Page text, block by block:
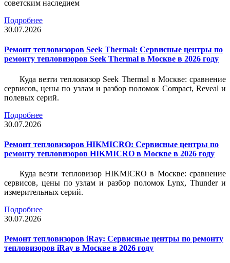
советским наследием
Подробнее
30.07.2026
Ремонт тепловизоров Seek Thermal: Сервисные центры по
ремонту тепловизоров Seek Thermal в Москве в 2026 году
Куда везти тепловизор Seek Thermal в Москве: сравнение
сервисов, цены по узлам и разбор поломок Compact, Reveal и
полевых серий.
Подробнее
30.07.2026
Ремонт тепловизоров HIKMICRO: Сервисные центры по
ремонту тепловизоров HIKMICRO в Москве в 2026 году
Куда везти тепловизор HIKMICRO в Москве: сравнение
сервисов, цены по узлам и разбор поломок Lynx, Thunder и
измерительных серий.
Подробнее
30.07.2026
Ремонт тепловизоров iRay: Сервисные центры по ремонту
тепловизоров iRay в Москве в 2026 году